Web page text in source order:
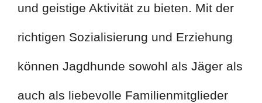
und geistige Aktivität zu bieten. Mit der
richtigen Sozialisierung und Erziehung
können Jagdhunde sowohl als Jäger als
auch als liebevolle Familienmitglieder